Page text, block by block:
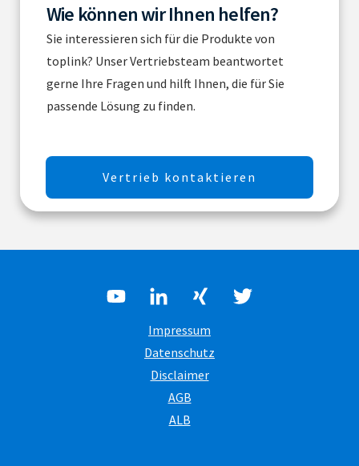
Wie können wir Ihnen helfen?
Sie interessieren sich für die Produkte von
toplink? Unser Vertriebsteam beantwortet
gerne Ihre Fragen und hilft Ihnen, die für Sie
passende Lösung zu finden.
Vertrieb kontaktieren
Impressum
Datenschutz
Disclaimer
AGB
ALB